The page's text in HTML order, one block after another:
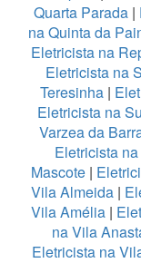
Quarta Parada|
na Quinta da
Eletricista na
Eletricista na
Teresinha|
Eletricista na
Varzea da
Eletricista
Mascote|
Vila Almeida |
Vila Amélia |
na Vila
Eletricista na